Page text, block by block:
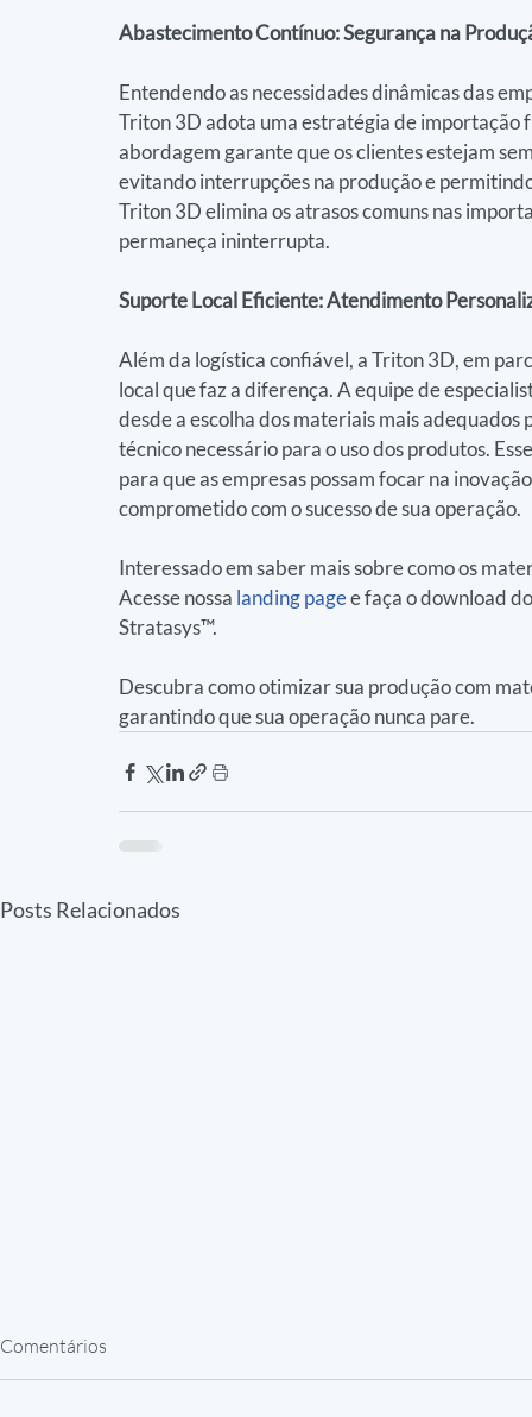
Abastecimento Contínuo: Segurança na
Entendendo as necessidades dinâmicas das
Triton 3D adota uma estratégia de importação
abordagem garante que os clientes estejam
evitando interrupções na produção e
Triton 3D elimina os atrasos comuns nas
permaneça ininterrupta.
Suporte Local Eficiente: Atendimento
Além da logística confiável, a Triton 3D, em
local que faz a diferença. A equipe de
desde a escolha dos materiais mais
técnico necessário para o uso dos produtos.
para que as empresas possam focar na
comprometido com o sucesso de sua operação.
Interessado em saber mais sobre como os
Acesse nossa landing page e faça o download
Stratasys™.
Descubra como otimizar sua produção com
garantindo que sua operação nunca pare.
Posts Relacionados
Comentários